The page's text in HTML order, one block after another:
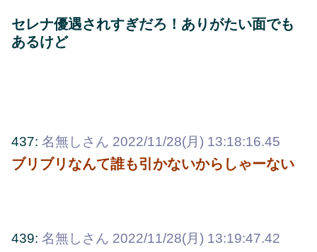
セレナ優遇されすぎだろ！ありがたい面でも
あるけど
437: 名無しさん 2022/11/28(月) 13:18:16.45
ブリブリなんて誰も引かないからしゃーない
439: 名無しさん 2022/11/28(月) 13:19:47.42